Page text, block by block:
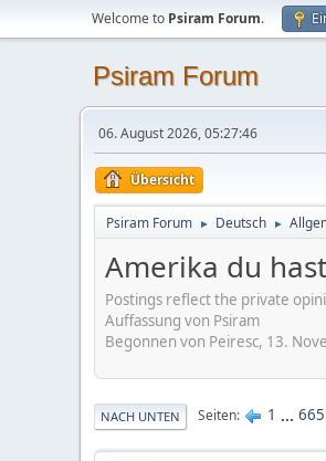
Welcome to Psiram Forum.
Psiram Forum
06. August 2026, 05:27:46
Übersicht
Psiram Forum ► Deutsch ►
Amerika du
Postings reflect the private
Auffassung von Psiram
Begonnen von Peiresc, 13.
NACH UNTEN Seiten 1 ... 665